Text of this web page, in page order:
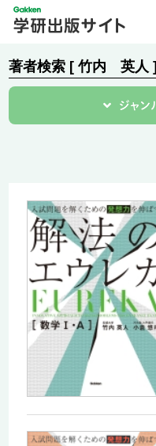
著者検索 [ 竹内 英人 ]